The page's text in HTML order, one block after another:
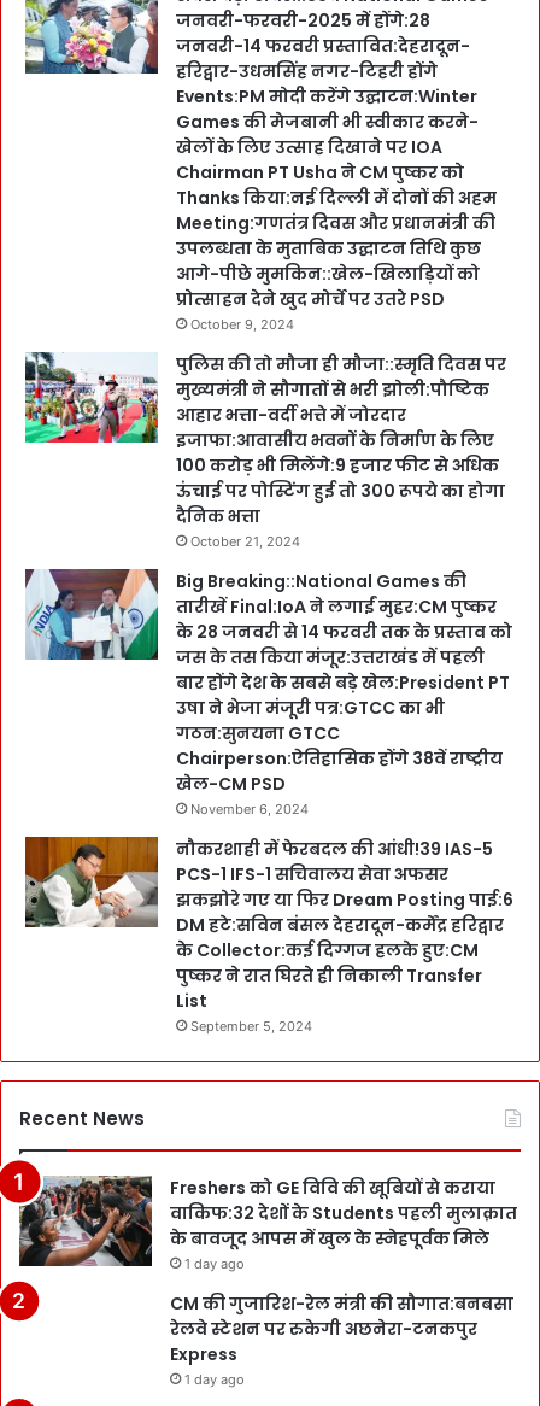
जनवरी-फरवरी-2025 में होंगे:28
जनवरी-14 फरवरी प्रस्तावित:देहरादून-
हरिद्वार-उधमसिंह नगर-टिहरी होंगे
Events:PM मोदी करेंगे उद्घाटन:Winter
Games की मेजबानी भी स्वीकार करने-
खेलों के लिए उत्साह दिखाने पर IOA
Chairman PT Usha ने CM पुष्कर को
Thanks किया:नई दिल्ली में दोनों की अहम
Meeting:गणतंत्र दिवस और प्रधानमंत्री की
उपलब्धता के मुताबिक उद्घाटन तिथि कुछ
आगे-पीछे मुमकिन::खेल-खिलाड़ियों को
प्रोत्साहन देने खुद मोर्चे पर उतरे PSD
October 9, 2024
पुलिस की तो मौजा ही मौजा::स्मृति दिवस पर
मुख्यमंत्री ने सौगातों से भरी झोली:पौष्टिक
आहार भत्ता-वर्दी भत्ते में जोरदार
इजाफा:आवासीय भवनों के निर्माण के लिए
100 करोड़ भी मिलेंगे:9 हजार फीट से अधिक
ऊंचाई पर पोस्टिंग हुई तो 300 रूपये का होगा
दैनिक भत्ता
October 21, 2024
Big Breaking::National Games की
तारीखें Final:IoA ने लगाईं मुहर:CM पुष्कर
के 28 जनवरी से 14 फरवरी तक के प्रस्ताव को
जस के तस किया मंजूर:उत्तराखंड में पहली
बार होंगे देश के सबसे बड़े खेल:President PT
उषा ने भेजा मंजूरी पत्र:GTCC का भी
गठन:सुनयना GTCC
Chairperson:ऐतिहासिक होंगे 38वें राष्ट्रीय
खेल-CM PSD
November 6, 2024
नौकरशाही में फेरबदल की आंधी!39 IAS-5
PCS-1 IFS-1 सचिवालय सेवा अफसर
झकझोरे गए या फिर Dream Posting पाई:6
DM हटे:सविन बंसल देहरादून-कर्मेंद्र हरिद्वार
के Collector:कई दिग्गज हलके हुए:CM
पुष्कर ने रात घिरते ही निकाली Transfer
List
September 5, 2024
Recent News
Freshers को GE विवि की खूबियों से कराया
वाकिफ:32 देशों के Students पहली मुलाक़ात
के बावजूद आपस में खुल के स्नेहपूर्वक मिले
1 day ago
CM की गुजारिश-रेल मंत्री की सौगात:बनबसा
रेलवे स्टेशन पर रुकेगी अछनेरा-टनकपुर
Express
1 day ago